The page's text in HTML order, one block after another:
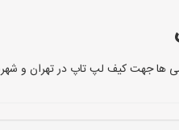
ها جهت کیف لپ تاپ در تهران و